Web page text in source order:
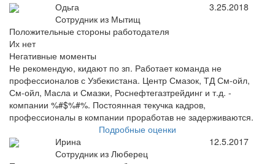
Одьга
Сотрудник из Мытищ
3.25.2018
Положительные стороны работодателя
Их нет
Негативные моменты
Не рекомендую, кидают по зп. Работает команда не
профессионалов с Узбекистана. Центр Смазок, ТД См-ойл,
См-ойл, Масла и Смазки, Роснефтегазтрейдинг и т.д. -
компании %#$%#%. Постоянная текучка кадров,
профессионалы в компании проработав не задерживаются.
Подробные оценки
Ирина
Сотрудник из Люберец
12.5.2017